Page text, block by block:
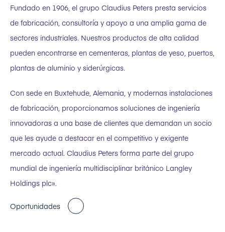
Fundado en 1906, el grupo Claudius Peters presta servicios
de fabricación, consultoría y apoyo a una amplia gama de
sectores industriales. Nuestros productos de alta calidad
pueden encontrarse en cementeras, plantas de yeso, puertos,
plantas de aluminio y siderúrgicas.
Con sede en Buxtehude, Alemania, y modernas instalaciones
de fabricación, proporcionamos soluciones de ingeniería
innovadoras a una base de clientes que demandan un socio
que les ayude a destacar en el competitivo y exigente
mercado actual. Claudius Peters forma parte del grupo
mundial de ingeniería multidisciplinar británico Langley
Holdings plc».
Oportunidades